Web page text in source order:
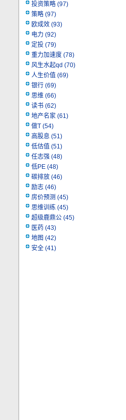
投资策略 (97)
策略 (97)
欧成效 (93)
电力 (92)
定投 (79)
重力加速度 (78)
风生水起qd (70)
人生价值 (69)
银行 (69)
思维 (66)
读书 (62)
地产名家 (61)
做T (54)
高股息 (51)
低估值 (51)
任志强 (48)
低PE (48)
碳排放 (46)
励志 (46)
房价预测 (45)
思维训练 (45)
超级鹿鼎公 (45)
医药 (43)
地图 (42)
安全 (41)